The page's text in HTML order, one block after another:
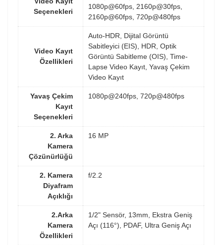
Seçenekleri
1080p@60fps, 2160p@30fps,
2160p@60fps, 720p@480fps
Video Kayıt
Özellikleri
Auto-HDR, Dijital Görüntü
Sabitleyici (EIS), HDR, Optik
Görüntü Sabitleme (OIS), Time-
Lapse Video Kayıt, Yavaş Çekim
Video Kayıt
Yavaş Çekim
Kayıt
Seçenekleri
1080p@240fps, 720p@480fps
2. Arka
Kamera
Çözünürlüğü
16 MP
2. Kamera
Diyafram
Açıklığı
f/2.2
2.Arka
Kamera
Özellikleri
1/2" Sensör, 13mm, Ekstra Geniş
Açı (116°), PDAF, Ultra Geniş Açı